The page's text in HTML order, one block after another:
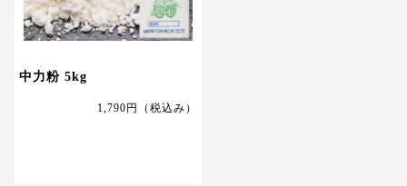
中力粉 5kg
1,790円 （税込み）